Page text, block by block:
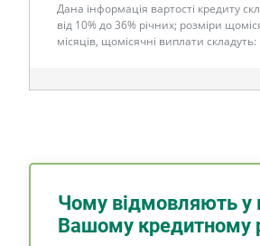
Дана інформація вартості кредиту
від 10% до 36% річних; розміри
місяців, щомісячні виплати складуть:
Чому відмовляють у
Вашому кредитному